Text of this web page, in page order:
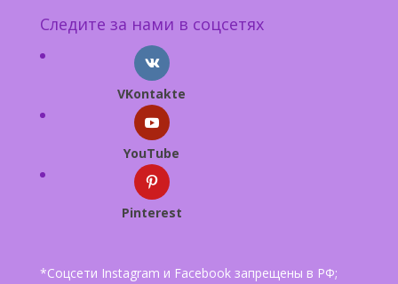
Следите за нами в соцсетях
VKontakte
YouTube
Pinterest
*Соцсети Instagram и Facebook запрещены в РФ;